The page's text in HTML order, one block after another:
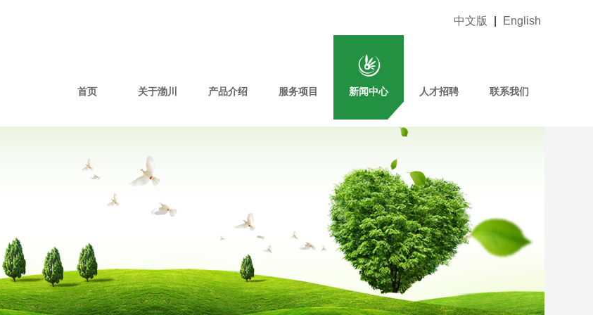
中文版 English
首页 关于渤川 产品介绍 服务项目 新闻中心 人才招聘 联系我们